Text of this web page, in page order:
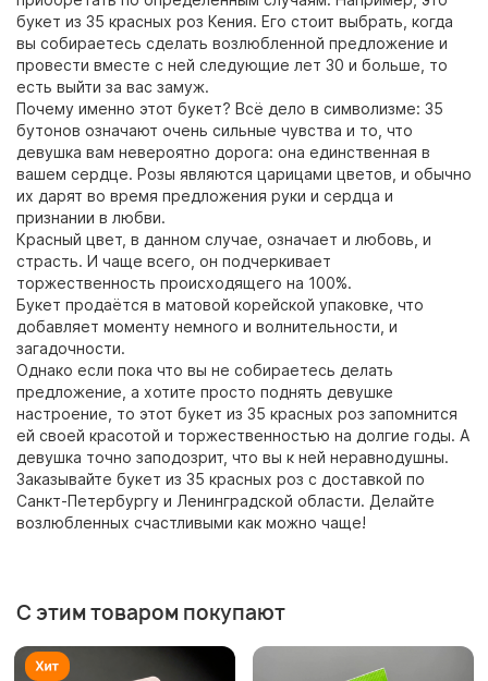
букет из 35 красных роз Кения. Его стоит выбрать, когда
вы собираетесь сделать возлюбленной предложение и
провести вместе с ней следующие лет 30 и больше, то
есть выйти за вас замуж.
Почему именно этот букет? Всё дело в символизме: 35
бутонов означают очень сильные чувства и то, что
девушка вам невероятно дорога: она единственная в
вашем сердце. Розы являются царицами цветов, и обычно
их дарят во время предложения руки и сердца и
признании в любви.
Красный цвет, в данном случае, означает и любовь, и
страсть. И чаще всего, он подчеркивает
торжественность происходящего на 100%.
Букет продаётся в матовой корейской упаковке, что
добавляет моменту немного и волнительности, и
загадочности.
Однако если пока что вы не собираетесь делать
предложение, а хотите просто поднять девушке
настроение, то этот букет из 35 красных роз запомнится
ей своей красотой и торжественностью на долгие годы. А
девушка точно заподозрит, что вы к ней неравнодушны.
Заказывайте букет из 35 красных роз с доставкой по
Санкт-Петербургу и Ленинградской области. Делайте
возлюбленных счастливыми как можно чаще!
С этим товаром покупают